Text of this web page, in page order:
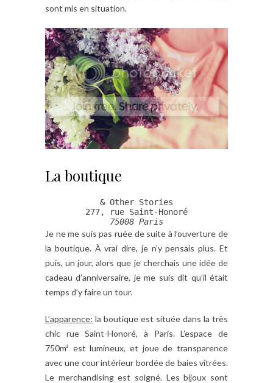
sont mis en situation.
La boutique
& Other Stories
75008 Paris
Je ne me suis pas ruée de suite à l’ouverture de
la boutique. À vrai dire, je n’y pensais plus. Et
puis, un jour, alors que je cherchais une idée de
cadeau d’anniversaire, je me suis dit qu’il était
temps d’y faire un tour.
L’apparence: la boutique est située dans la très
chic rue Saint-Honoré, à Paris. L’espace de
750m² est lumineux, et joue de transparence
avec une cour intérieur bordée de baies vitrées.
Le merchandising est soigné. Les bijoux sont